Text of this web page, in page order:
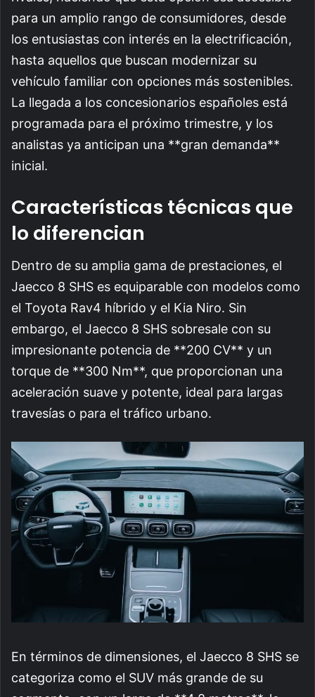
para un amplio rango de consumidores, desde
los entusiastas con interés en la electrificación,
hasta aquellos que buscan modernizar su
vehículo familiar con opciones más sostenibles.
La llegada a los concesionarios españoles está
programada para el próximo trimestre, y los
analistas ya anticipan una **gran demanda**
inicial.
Características técnicas que
lo diferencian
Dentro de su amplia gama de prestaciones, el
Jaecco 8 SHS es equiparable con modelos como
el Toyota Rav4 híbrido y el Kia Niro. Sin
embargo, el Jaecco 8 SHS sobresale con su
impresionante potencia de **200 CV** y un
torque de **300 Nm**, que proporcionan una
aceleración suave y potente, ideal para largas
travesías o para el tráfico urbano.
En términos de dimensiones, el Jaecco 8 SHS se
categoriza como el SUV más grande de su